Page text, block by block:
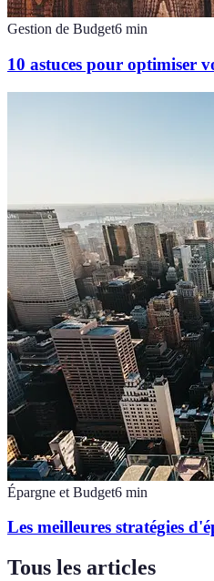
Gestion de Budget6 min
10 astuces pour optimiser
Épargne et Budget6 min
Les meilleures stratégies
Tous les articles